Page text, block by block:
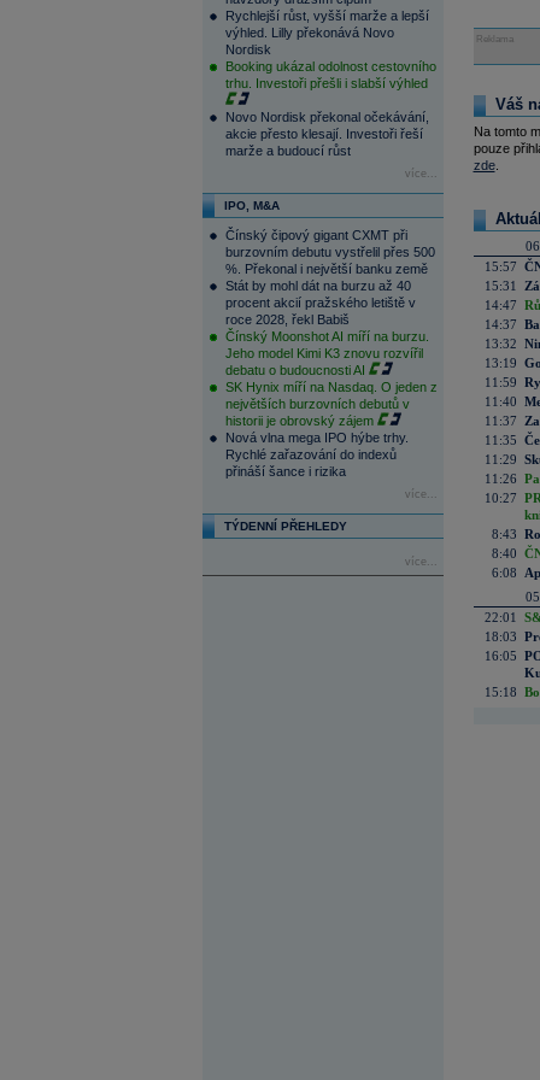
Rychlejší růst, vyšší marže a lepší
výhled. Lilly překonává Novo
Nordisk
Booking ukázal odolnost cestovního
trhu. Investoři přešli i slabší výhled
Novo Nordisk překonal očekávání,
akcie přesto klesají. Investoři řeší
marže a budoucí růst
více...
IPO, M&A
Čínský čipový gigant CXMT při
burzovním debutu vystřelil přes 500
%. Překonal i největší banku země
Stát by mohl dát na burzu až 40
procent akcií pražského letiště v
roce 2028, řekl Babiš
Čínský Moonshot AI míří na burzu.
Jeho model Kimi K3 znovu rozvířil
debatu o budoucnosti AI
SK Hynix míří na Nasdaq. O jeden z
největších burzovních debutů v
historii je obrovský zájem
Nová vlna mega IPO hýbe trhy.
Rychlé zařazování do indexů
přináší šance i rizika
více...
TÝDENNÍ PŘEHLEDY
více...
Reklama
Váš
Na tomto
pouze
zde.
15:57
15:31
14:47
14:37
13:32
13:19
11:59
11:40
11:37
11:35
11:29
11:26
10:27
8:43
8:40
6:08
22:01
18:03
16:05
15:18